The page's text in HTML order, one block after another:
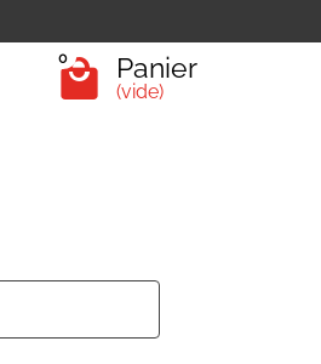
0 Panier
(vide)